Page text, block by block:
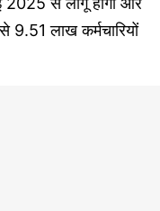
9.51 लाख कर्मचारियों